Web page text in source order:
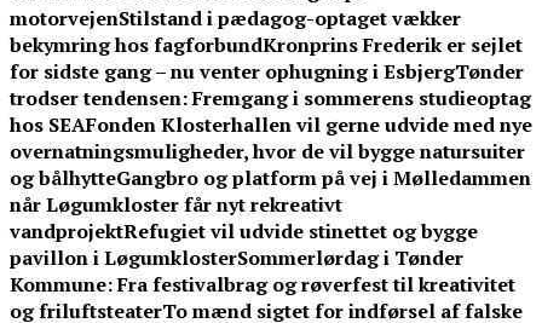
motorvejenStilstand i pædagog-optaget vækker
bekymring hos fagforbundKronprins Frederik er sejlet
for sidste gang – nu venter ophugning i EsbjergTønder
trodser tendensen: Fremgang i sommerens studieoptag
hos SEAFonden Klosterhallen vil gerne udvide med nye
overnatningsmuligheder, hvor de vil bygge natursuiter
og bålhytteGangbro og platform på vej i Mølledammen
når Løgumkloster får nyt rekreativt
vandprojektRefugiet vil udvide stinettet og bygge
pavillon i LøgumklosterSommerlørdag i Tønder
Kommune: Fra festivalbrag og røverfest til kreativitet
og friluftsteaterTo mænd sigtet for indførsel af falske